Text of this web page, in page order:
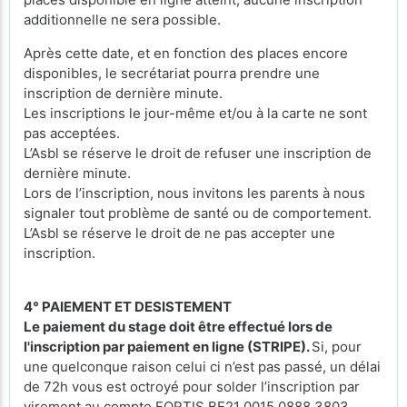
additionnelle ne sera possible.
Après cette date, et en fonction des places encore
disponibles, le secrétariat pourra prendre une
inscription de dernière minute.
Les inscriptions le jour-même et/ou à la carte ne sont
pas acceptées.
L’Asbl se réserve le droit de refuser une inscription de
dernière minute.
Lors de l’inscription, nous invitons les parents à nous
signaler tout problème de santé ou de comportement.
L’Asbl se réserve le droit de ne pas accepter une
inscription.
4° PAIEMENT ET DESISTEMENT
Le paiement du stage doit être effectué lors de
l'inscription par paiement en ligne (STRIPE).Si, pour
une quelconque raison celui ci n’est pas passé, un délai
de 72h vous est octroyé pour solder l’inscription par